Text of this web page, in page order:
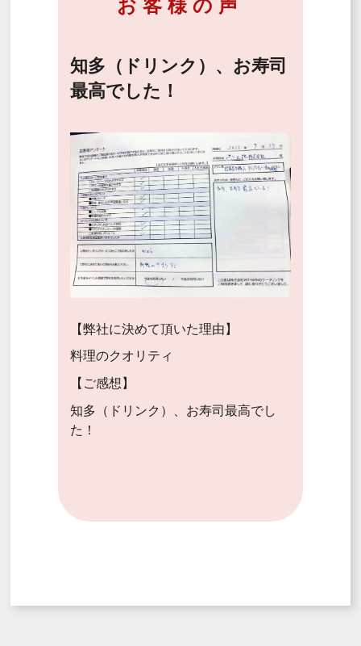
お客様の声
知多（ドリンク）、お寿司
最高でした！
【弊社に決めて頂いた理由】
料理のクオリティ
【ご感想】
知多（ドリンク）、お寿司最高でし
た！